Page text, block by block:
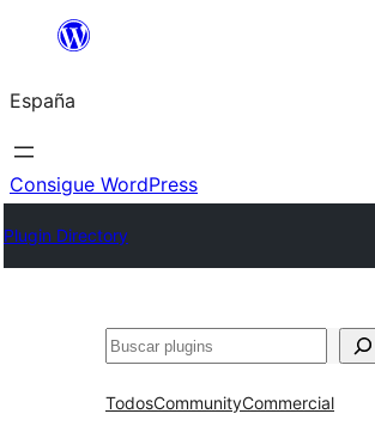
Saltar
contenido
España
Consigue WordPress
Plugin Directory
Buscar
TodosCommunityCommercial